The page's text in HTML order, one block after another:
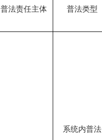
普法责任主体 普法类型
系统内普法